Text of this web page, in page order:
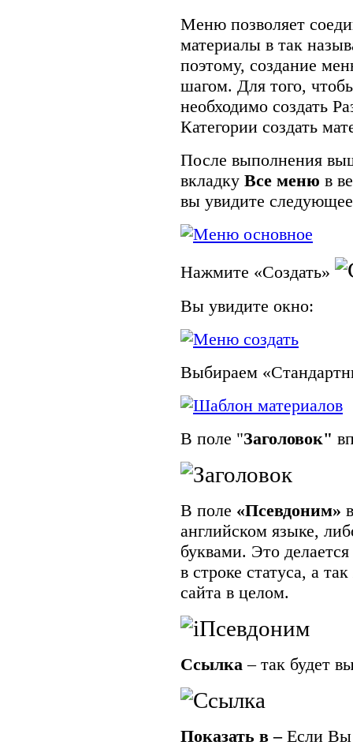
Меню позволяет
материалы в так
поэтому, создание
шагом. Для того,
необходимо создать
Категории создать
После выполнения
вкладку Все меню в
вы увидите
Нажмите «Создать»
Вы увидите окно:
Выбираем
В поле "Заголовок"
В поле «Псевдоним»
английском языке,
буквами. Это
в строке статуса, а
сайта в целом.
Ссылка – так будет
Показать в – Если Вы